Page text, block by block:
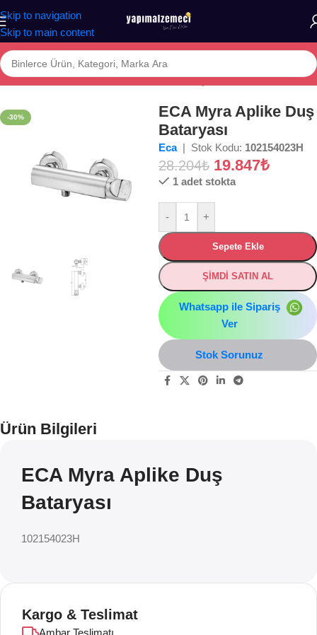
Skip to navigation
Skip to main content
Ana Sayfa/Mağaza/BANYO/ARMATÜR/Duş Bataryası
-30%
ECA Myra Aplike Duş
Bataryası
Eca | Stok Kodu: 102154023H
28.204₺ 19.847₺
1 adet stokta
- +
Sepete Ekle
ŞİMDİ SATIN AL
Whatsapp ile Sipariş
Ver
Stok Sorunuz
Ürün Bilgileri
ECA Myra Aplike Duş
Bataryası
102154023H
Kargo & Teslimat
Ambar Teslimatı